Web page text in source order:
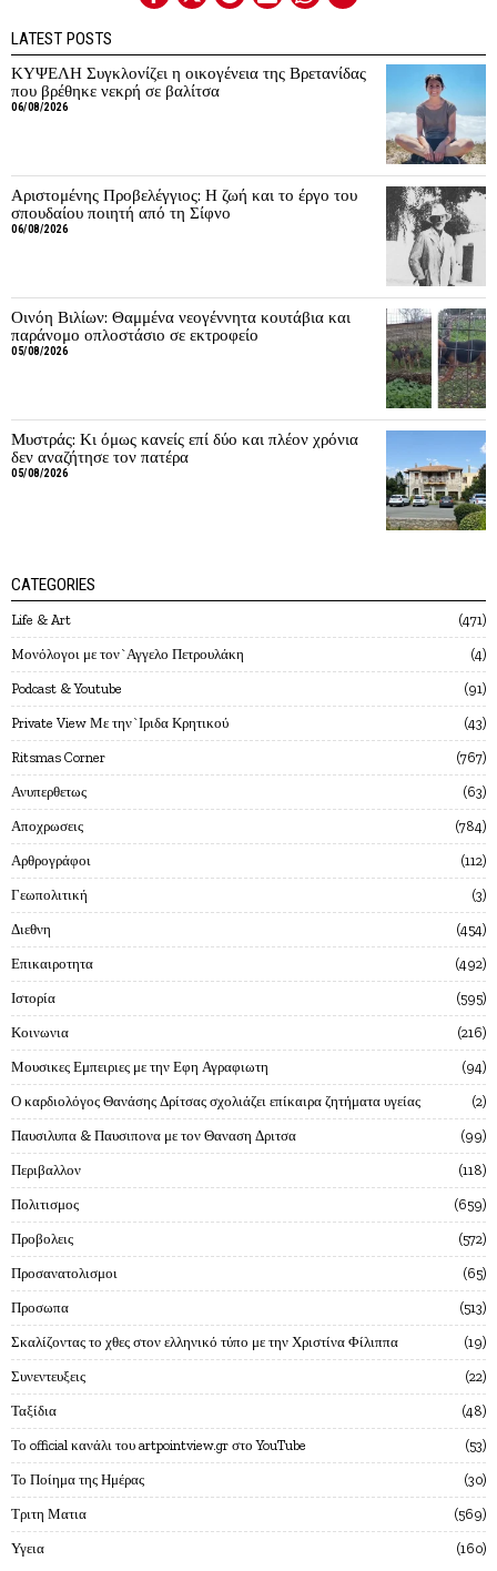
LATEST POSTS
ΚΥΨΕΛΗ Συγκλονίζει η οικογένεια της Βρετανίδας
που βρέθηκε νεκρή σε βαλίτσα
06/08/2026
Αριστομένης Προβελέγγιος: Η ζωή και το έργο του
σπουδαίου ποιητή από τη Σίφνο
06/08/2026
Οινόη Βιλίων: Θαμμένα νεογέννητα κουτάβια και
παράνομο οπλοστάσιο σε εκτροφείο
05/08/2026
Μυστράς: Κι όμως κανείς επί δύο και πλέον χρόνια
δεν αναζήτησε τον πατέρα
05/08/2026
CATEGORIES
Life & Art 471
Mονόλογοι με τον`Αγγελο Πετρουλάκη 4
Podcast & Youtube 91
Private View Με την`Ιριδα Κρητικού 43
Ritsmas Corner 767
Ανυπερθετως 63
Αποχρωσεις 784
Αρθρογράφοι 112
Γεωπολιτική 3
Διεθνη 454
Επικαιροτητα 492
Ιστορία 595
Κοινωνια 216
Μουσικες Εμπειριες με την Εφη Αγραφιωτη 94
Ο καρδιολόγος Θανάσης Δρίτσας σχολιάζει επίκαιρα ζητήματα υγείας 2
Παυσιλυπα & Παυσιπονα με τον Θαναση Δριτσα 99
Περιβαλλον 118
Πολιτισμος 659
Προβολεις 572
Προσανατολισμοι 65
Προσωπα 513
Σκαλίζοντας το χθες στον ελληνικό τύπο με την Χριστίνα Φίλιππα 19
Συνεντευξεις 22
Ταξίδια 48
Το official κανάλι του artpointview.gr στο YouTube 53
Το Ποίημα της Ημέρας 30
Τριτη Ματια 569
Υγεια 160